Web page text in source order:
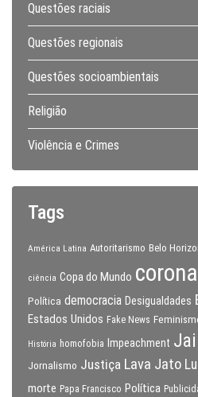
Questões raciais
Questões regionais
Questões socioambientais
Religião
Violência e Crimes
Tags
América Latina Autoritarismo Belo
ciência Copa do Mundo
Política democracia Desigualdades
Estados Unidos Fake News
História homofobia Impeachment
Jornalismo Justiça Lava Jato
morte Papa Francisco Política